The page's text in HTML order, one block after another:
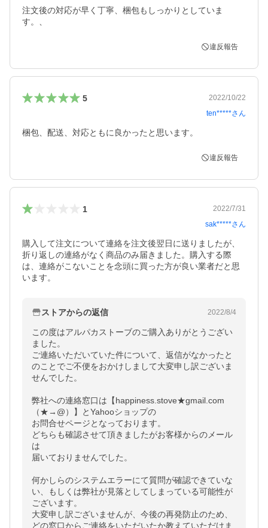
注文後の対応が早く丁寧、梱包もしっかりとしていま
す。、
違反報告
5
2022/10/22
ten*****さん
梱包、配送、対応ともに良かったと思います。
違反報告
1
2022/7/31
sak*****さん
購入して注文について連絡を注文後翌日に送りましたが、
折り返しの連絡がなく商品のみ届きました。購入する際
は、連絡がこないことを念頭に買った方が良い業者だと思
います。
ストアからの返信 2022/8/4
この度はアルパカストーブのご購入ありがとうござい
ました。
ご連絡いただいていた件について、返信がなかったと
のことでご不便をおかけしまして大変申し訳ございま
せんでした。
弊社への連絡窓口は【happiness.stove★gmail.com
（★→@）】とYahooショップの
お問合せページとなっております。
どちらも確認させて頂きましたがお客様からのメール
は
届いておりませんでした。
何かしらのシステムエラーにて質問が確認できていな
い、もしくは弊社が見落としてしまっている可能性が
ございます。
大変申し訳ございませんが、今後の再発防止のため、
どの窓口からご連絡をいただいたか教えていただけま